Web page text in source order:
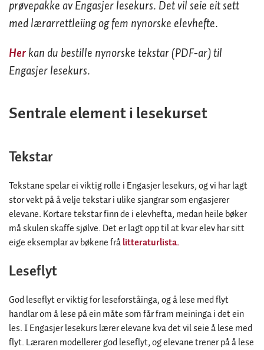
prøvepakke av Engasjer lesekurs. Det vil seie eit sett
med lærarrettleiing og fem nynorske elevhefte.
Herkan du bestille nynorske tekstar (PDF-ar) til
Engasjer lesekurs.
Sentrale element i lesekurset
Tekstar
Tekstane spelar ei viktig rolle i Engasjer lesekurs, og vi har lagt
stor vekt på å velje tekstar i ulike sjangrar som engasjerer
elevane. Kortare tekstar finn de i elevhefta, medan heile bøker
må skulen skaffe sjølve. Det er lagt opp til at kvar elev har sitt
eige eksemplar av bøkene frålitteraturlista.
Leseflyt
God leseflyt er viktig for leseforståinga, og å lese med flyt
handlar om å lese på ein måte som får fram meininga i det ein
les. I Engasjer lesekurs lærer elevane kva det vil seie å lese med
flyt. Læraren modellerer god leseflyt, og elevane trener på å lese